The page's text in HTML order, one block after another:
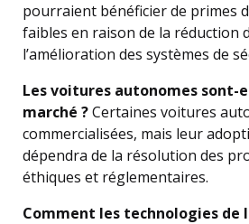
pourraient bénéficier de primes
faibles en raison de la réduction
l’amélioration des systèmes de
Les voitures autonomes sont-
marché ?Certaines voitures
commercialisées, mais leur
dépendra de la résolution des
éthiques et réglementaires.
Comment les technologies de